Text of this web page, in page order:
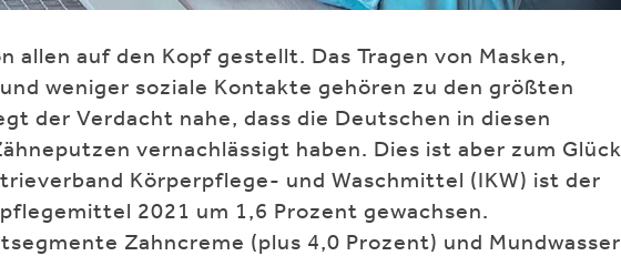
allen auf den Kopf gestellt. Das Tragen von Masken,
weniger soziale Kontakte gehören zu den größten
der Verdacht nahe, dass die Deutschen in diesen
vernachlässigt haben. Dies ist aber zum Glück
Körperpflege- und Waschmittel (IKW) ist der
2021 um 1,6 Prozent gewachsen.
Zahncreme (plus 4,0 Prozent) und Mundwasser